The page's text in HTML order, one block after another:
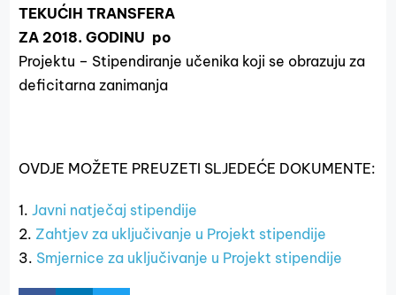
TEKUĆIH TRANSFERA
ZA 2018. GODINU po
Projektu – Stipendiranje učenika koji se obrazuju za
deficitarna zanimanja
OVDJE MOŽETE PREUZETI SLJEDEĆE DOKUMENTE:
1.Javni natječaj stipendije
2. Zahtjev za uključivanje u Projekt stipendije
3. Smjernice za uključivanje u Projekt stipendije